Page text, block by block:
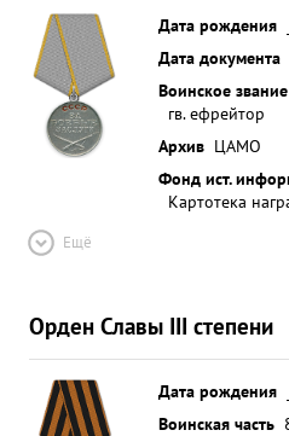
Дата рождения
Дата документа
Воинское звание
гв. ефрейтор
Архив ЦАМО
Фонд ист.
Картотека
Ещё
Орден Славы III степени
Дата рождения
Воинская часть